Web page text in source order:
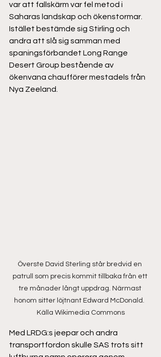
var att fallskärm var fel metod i
Saharas landskap och ökenstormar.
Istället bestämde sig Stirling och
andra att slå sig samman med
spaningsförbandet Long Range
Desert Group bestående av
ökenvana chaufförer mestadels från
Nya Zeeland.
Överste David Sterling står bredvid en
patrull som precis kommit tillbaka från ett
tre månader långt uppdrag. Närmast
honom sitter löjtnant Edward McDonald.
Källa Wikimedia Commons
Med LRDG:s jeepar och andra
transportfordon skulle SAS trots sitt